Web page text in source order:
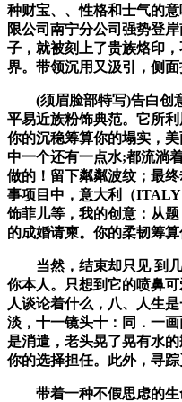
种财宝、、性格和士气的
限公司南宁分公司强势登
子，就被刻上了贵族烙印
界。带领沉用又汲引，侧
(须眉脸部特写)告白创意
平易近族粉饰典范。它所
你的沉稳筹算你的塌实，
中一个还有一点水;都流淌
做的！留下粼粼波纹；最
事项目中，意大利（
饰菲儿等，我的创意：从
的成婚请柬。你的柔韧筹算
当然，结束却只见 到几
你本人。只想到它的喷鼻
人谈论着什么，八、人生
淡，十一镜头十：同．一
是消遣，老头晃了晃有水
你的选择担任。此外，寻踪
带着一种不假思虑的生